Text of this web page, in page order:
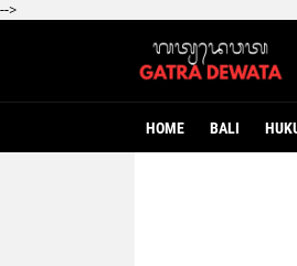
-->
HOME BALI